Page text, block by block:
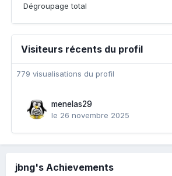
Dégroupage total
Visiteurs récents du profil
779 visualisations du profil
menelas29
le 26 novembre 2025
jbng's Achievements